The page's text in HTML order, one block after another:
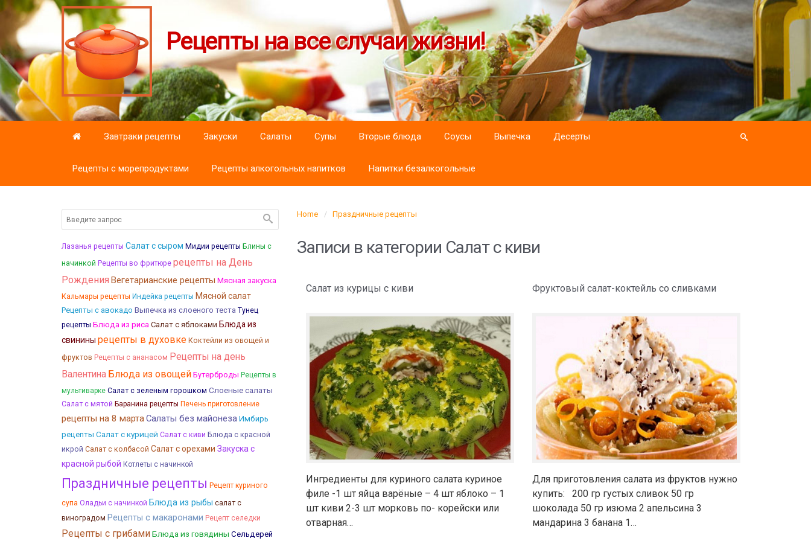
Рецепты на все случаи жизни!
Завтраки рецепты Закуски Салаты Супы Вторые блюда Соусы Выпечка Десерты
Рецепты с морепродуктами Рецепты алкогольных напитков Напитки безалкогольные
Home Праздничные рецепты
Записи в категории Салат с киви
Салат из курицы с киви
Ингредиенты для куриного салата куриное
филе -1 шт яйца варёные – 4 шт яблоко – 1
шт киви 2-3 шт морковь по- корейски или
отварная…
Фруктовый салат-коктейль со сливками
Для приготовления салата из фруктов нужно
купить: 200 гр густых сливок 50 гр
шоколада 50 гр изюма 2 апельсина 3
мандарина 3 банана 1…
Лазанья рецепты Салат с сыром Мидии рецепты Блины с
начинкой Рецепты во фритюре рецепты на День
Рождения Вегетарианские рецепты Мясная закуска
Кальмары рецепты Индейка рецепты Мясной салат
Рецепты с авокадо Выпечка из слоеного теста Тунец
рецепты Блюда из риса Салат с яблоками Блюда из
свинины рецепты в духовке Коктейли из овощей и
фруктов Рецепты с ананасом Рецепты на день
Валентина Блюда из овощей Бутерброды Рецепты в
мультиварке Салат с зеленым горошком Слоеные салаты
Салат с мятой Баранина рецепты Печень приготовление
рецепты на 8 мартаСалаты без майонеза Имбирь
рецепты Салат с курицей Салат с киви Блюда с красной
икрой Салат с колбасой Салат с орехами Закуска с
красной рыбой Котлеты с начинкой
Праздничные рецепты Рецепт куриного
супа Оладьи с начинкой Блюда из рыбы салат с
виноградом Рецепты с макаронами Рецепт селедки
Рецепты с грибамиБлюда из говядины Сельдерей